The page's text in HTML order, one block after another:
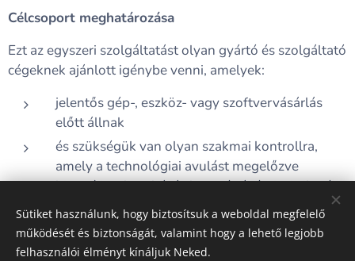
Célcsoport meghatározása
Ezt az egyszeri szolgáltatást olyan gyártó és szolgáltató
cégeknek ajánlott igénybe venni, amelyek:
jelentős gép-, eszköz- vagy szoftvervásárlás
előtt állnak
és szükségük van olyan szakmai kontrollra,
amely a technológiai avulást megelőzve
biztosítja a beruházás hosszú távú piaci sikerét
Sütiket használunk, hogy biztosítsuk a weboldal megfelelő
működését és biztonságát, valamint hogy a lehető legjobb
felhasználói élményt kínáljuk Neked.